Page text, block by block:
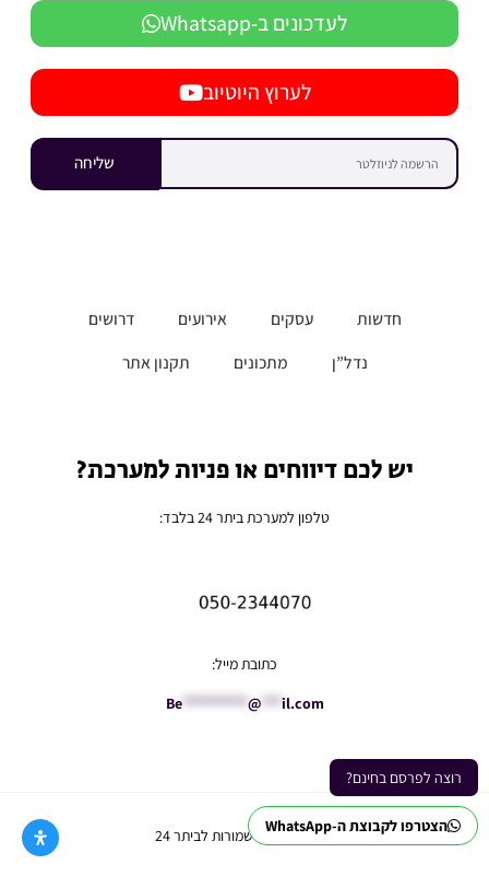
הצטרפו לקבוצת ה-WhatsApp
רוצה לפרסם בחינם?
לעדכונים ב-Whatsapp
לערוץ היוטיוב
שליחה
חדשות עסקים אירועים
דרושים
נדל”ן
מתכונים תקנון אתר
יש לכם דיווחים או פניות למערכת?
טלפון למערכת ביתר 24 בלבד:
כתובת מייל:
Be********** @ *** il.com
Ⓒ כל הזכויות שמורות לביתר 24